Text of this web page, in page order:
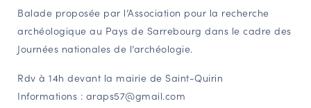
Espace acteurs
NAVIGATION FILTRÉE « ACTEURS »
Balade proposée par l’Association pour la recherche
archéologique au Pays de Sarrebourg dans le cadre des
Journées nationales de l’archéologie.
Rdv à 14h devant la mairie de Saint-Quirin
Informations : araps57@gmail.com